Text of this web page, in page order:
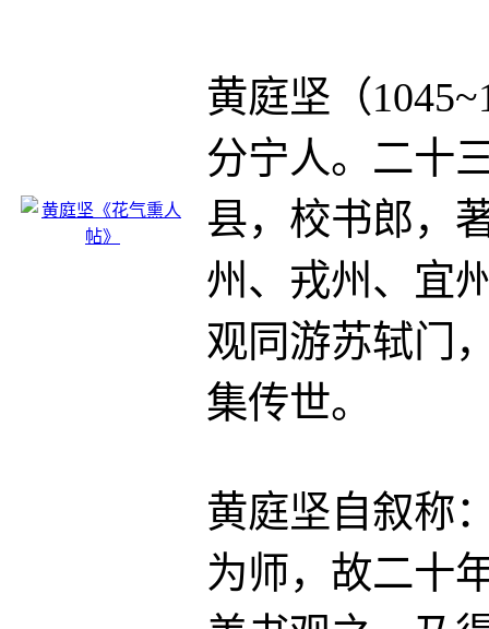
黄庭坚（
分宁人。二十
县，校书郎，
州、戎州、宜
观同游苏轼门
集传世。
黄庭坚自叙称
为师，故二十